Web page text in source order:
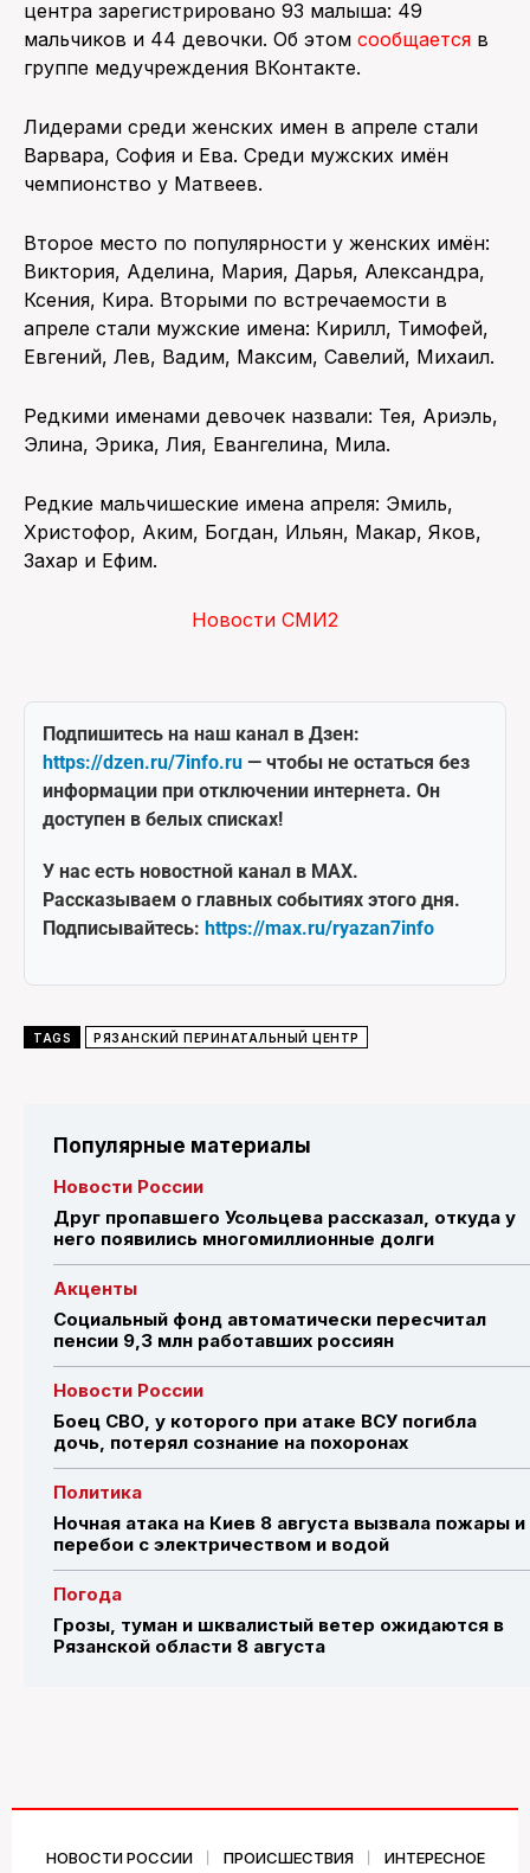
центра зарегистрировано 93 малыша: 49
мальчиков и 44 девочки. Об этом сообщается в
группе медучреждения ВКонтакте.
Лидерами среди женских имен в апреле стали
Варвара, София и Ева. Среди мужских имён
чемпионство у Матвеев.
Второе место по популярности у женских имён:
Виктория, Аделина, Мария, Дарья, Александра,
Ксения, Кира. Вторыми по встречаемости в
апреле стали мужские имена: Кирилл, Тимофей,
Евгений, Лев, Вадим, Максим, Савелий, Михаил.
Редкими именами девочек назвали: Тея, Ариэль,
Элина, Эрика, Лия, Евангелина, Мила.
Редкие мальчишеские имена апреля: Эмиль,
Христофор, Аким, Богдан, Ильян, Макар, Яков,
Захар и Ефим.
Новости СМИ2
Подпишитесь на наш канал в Дзен:
https://dzen.ru/7info.ru — чтобы не остаться без
информации при отключении интернета. Он
доступен в белых списках!
У нас есть новостной канал в MAX.
Рассказываем о главных событиях этого дня.
Подписывайтесь: https://max.ru/ryazan7info
TAGS РЯЗАНСКИЙ ПЕРИНАТАЛЬНЫЙ ЦЕНТР
Популярные материалы
Новости России
Друг пропавшего Усольцева рассказал, откуда у
него появились многомиллионные долги
Акценты
Социальный фонд автоматически пересчитал
пенсии 9,3 млн работавших россиян
Новости России
Боец СВО, у которого при атаке ВСУ погибла
дочь, потерял сознание на похоронах
Политика
Ночная атака на Киев 8 августа вызвала пожары и
перебои с электричеством и водой
Погода
Грозы, туман и шквалистый ветер ожидаются в
Рязанской области 8 августа
НОВОСТИ РОССИИ ПРОИСШЕСТВИЯ ИНТЕРЕСНОЕ